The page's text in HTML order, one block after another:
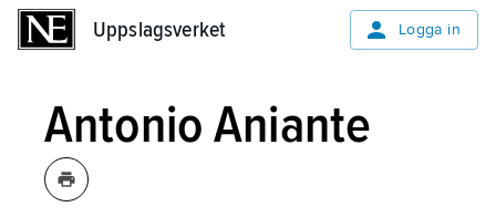
Uppslagsverket Logga in
Antonio Aniante